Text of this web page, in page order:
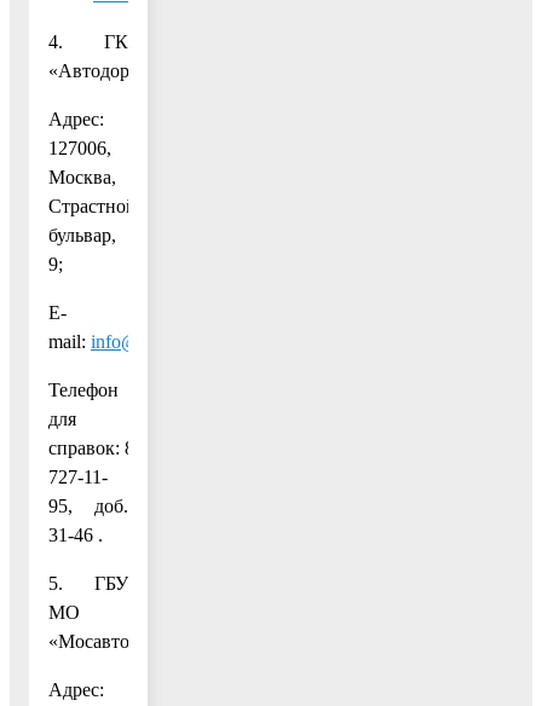
4. ГК
«Автодор»:
Адрес:
127006,
Москва,
Страстной
бульвар,
9;
Е-
mail: info@russianhighways.ru
Телефон
для
справок: 8(495)
727-11-
95, доб.
31-46 .
5. ГБУ
МО
«Мосавтодор»:
Адрес: